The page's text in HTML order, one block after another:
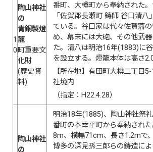
1
0
陶山神社
の
青銅製燈
籠
町重要文
化財
(歴史資
料)
番町、大樽町から奉納された
「佐賀郡長瀬町 鋳師 谷口清八
ている。谷口家は代々佐賀藩
め、幕末には大砲、その他武
た。清八は明治16年(1883)に
を設立する。燈籠本体は高さ
【所在地】有田町大樽二丁目
社境内
（指定：H22.4.28）
陶山神社
の
明治18年(1885)、陶山神社祭
番町の本幸平町から奉納され
8m、横幅71cm、長さ1.2mで
博多の深見孫三郎らの鋳造に